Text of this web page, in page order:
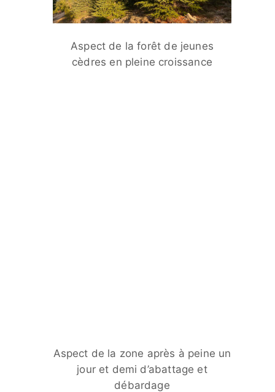
Aspect de la forêt de jeunes
cèdres en pleine croissance
Aspect de la zone après à peine un
jour et demi d’abattage et
débardage